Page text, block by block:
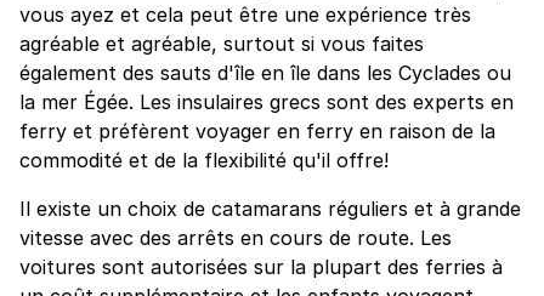
vous ayez et cela peut être une expérience très
agréable et agréable, surtout si vous faites
également des sauts d'île en île dans les Cyclades ou
la mer Égée. Les insulaires grecs sont des experts en
ferry et préfèrent voyager en ferry en raison de la
commodité et de la flexibilité qu'il offre!
Il existe un choix de catamarans réguliers et à grande
vitesse avec des arrêts en cours de route. Les
voitures sont autorisées sur la plupart des ferries à